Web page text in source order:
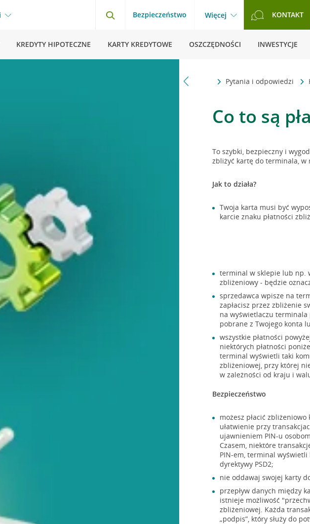
Bezpieczeństwo Więcej KONTAKT
KREDYTY HIPOTECZNE KARTY KREDYTOWE OSZCZĘDNOŚCI INWESTYCJE
Strona główna Pytania i odpowiedzi
Co to są
To szybki, bezpieczny i
zbliżyć kartę do terminala, w
Jak to działa?
Twoja karta musi być
karcie znaku płatności
terminal w sklepie lub np.
zbliżeniowy - będzie
sprzedawca wpisze na
zapłacisz przez zbliżenie
na wyświetlaczu
pobrane z Twojego konta
wszystkie płatności
niektórych płatności
terminal wyświetli taki
zbliżeniowej, przy której
w zależności od kraju i
Bezpieczeństwo
możesz płacić
ułatwienie przy
ujawnieniem PIN-u
Czasem, niektóre
PIN-em, terminal
dyrektywy PSD2;
nie oddawaj swojej karty
przepływ danych między
istnieje możliwość
zbliżeniowej. Każda
„podpis”, który służy do